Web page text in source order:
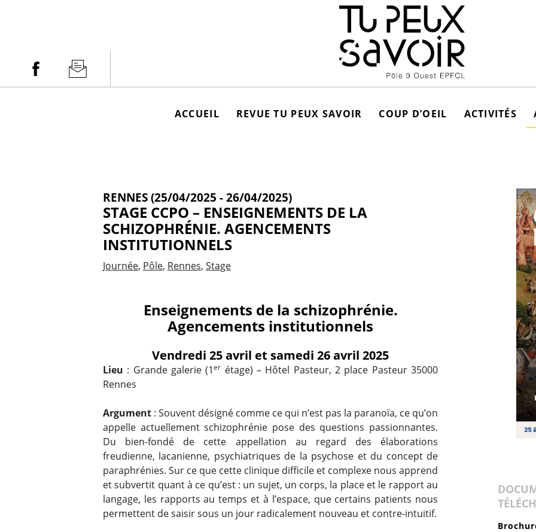
Facebook Newsletter
ACCUEIL REVUE TU PEUX SAVOIR COUP D’OEIL ACTIVITÉS
RENNES (25/04/2025 - 26/04/2025)
STAGE CCPO – ENSEIGNEMENTS DE LA
SCHIZOPHRÉNIE. AGENCEMENTS
INSTITUTIONNELS
Journée Pôle Rennes Stage
Enseignements de la schizophrénie.
Agencements institutionnels
Vendredi 25 avril et samedi 26 avril 2025
Lieu : Grande galerie (1er étage) – Hôtel Pasteur, 2 place Pasteur 35000
Rennes
Argument : Souvent désigné comme ce qui n’est pas la paranoïa, ce qu’on
appelle actuellement schizophrénie pose des questions passionnantes.
Du bien-fondé de cette appellation au regard des élaborations
freudienne, lacanienne, psychiatriques de la psychose et du concept de
paraphrénies. Sur ce que cette clinique difficile et complexe nous apprend
et subvertit quant à ce qu’est : un sujet, un corps, la place et le rapport au
langage, les rapports au temps et à l’espace, que certains patients nous
permettent de saisir sous un jour radicalement nouveau et contre-intuitif.